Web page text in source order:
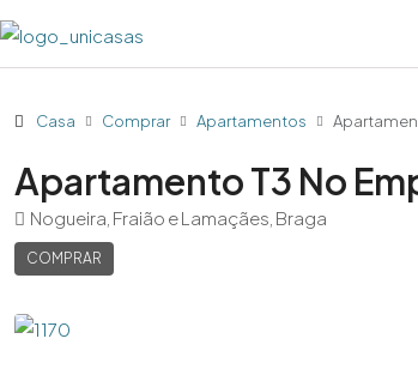
Casa Comprar Apartamentos
Apartamento T3 No
Nogueira, Fraião e Lamaçães, Braga
COMPRAR